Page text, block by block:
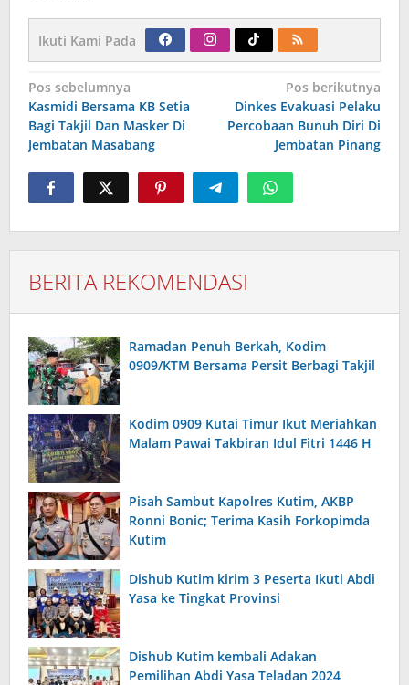
Ikuti Kami Pada
Navigasi
pos
Pos sebelumnya
Kasmidi Bersama KB Setia
Bagi Takjil Dan Masker Di
Jembatan Masabang
Pos berikutnya
Dinkes Evakuasi Pelaku
Percobaan Bunuh Diri Di
Jembatan Pinang
BERITA REKOMENDASI
Ramadan Penuh Berkah, Kodim
0909/KTM Bersama Persit Berbagi Takjil
Kodim 0909 Kutai Timur Ikut Meriahkan
Malam Pawai Takbiran Idul Fitri 1446 H
Pisah Sambut Kapolres Kutim, AKBP
Ronni Bonic; Terima Kasih Forkopimda
Kutim
Dishub Kutim kirim 3 Peserta Ikuti Abdi
Yasa ke Tingkat Provinsi
Dishub Kutim kembali Adakan
Pemilihan Abdi Yasa Teladan 2024